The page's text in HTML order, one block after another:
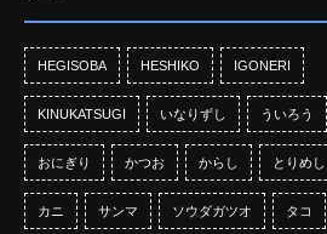
HEGISOBA HESHIKO IGONERI
KINUKATSUGI いなりずし ういろう
おにぎり かつお からし とりめし
カニ サンマ ソウダガツオ タコ